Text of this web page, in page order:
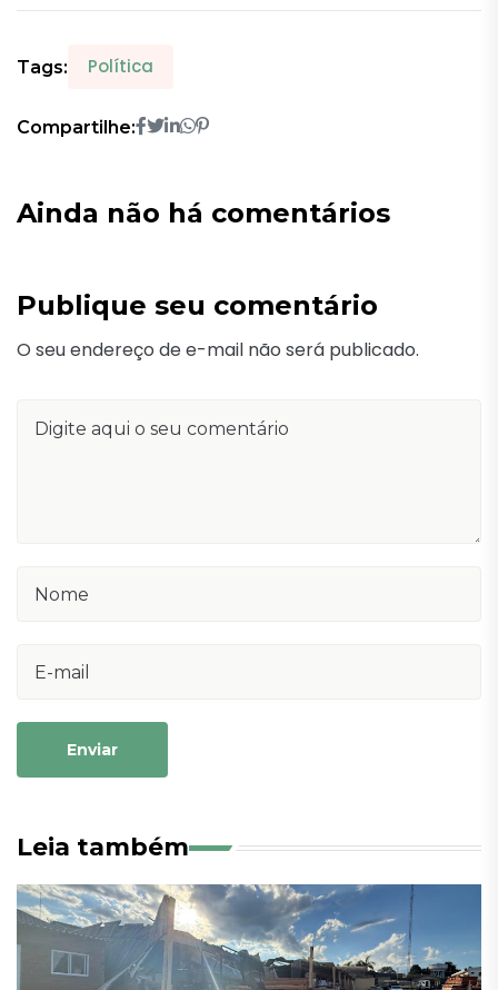
Tags: Política
Compartilhe:
Ainda não há comentários
Publique seu comentário
O seu endereço de e-mail não será publicado.
Enviar
Leia também